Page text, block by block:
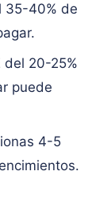
35-40% de
20-25%
puede
4-5